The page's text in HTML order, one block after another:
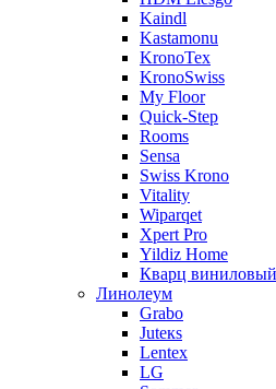
Kaindl
Kastamonu
KronoTex
KronoSwiss
My Floor
Quick-Step
Rooms
Sensa
Swiss Krono
Vitality
Wiparqet
Xpert Pro
Yildiz Home
Кварц
Линолеум
Grabo
Juteкs
Lentex
LG